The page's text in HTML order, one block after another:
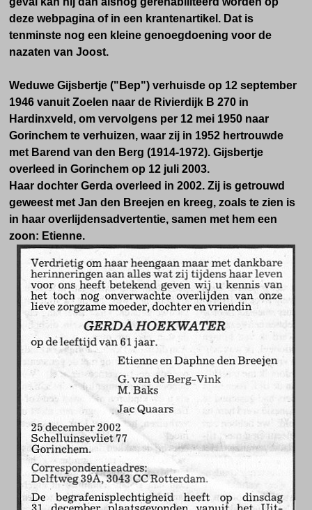
deze webpagina of in een krantenartikel. Dat is
tenminste nog een kleine genoegdoening voor de
nazaten van Joost.
Weduwe Gijsbertje ("Bep") verhuisde op 12 september
1946 vanuit Zoelen naar de Rivierdijk B 270 in
Hardinxveld, om vervolgens per 12 mei 1950 naar
Gorinchem te verhuizen, waar zij in 1952 hertrouwde
met Barend van den Berg (1914-1972). Gijsbertje
overleed in Gorinchem op 12 juli 2003.
Haar dochter Gerda overleed in 2002. Zij is getrouwd
geweest met Jan den Breejen en kreeg, zoals te zien is
in haar overlijdensadvertentie, samen met hem een
zoon: Etienne.